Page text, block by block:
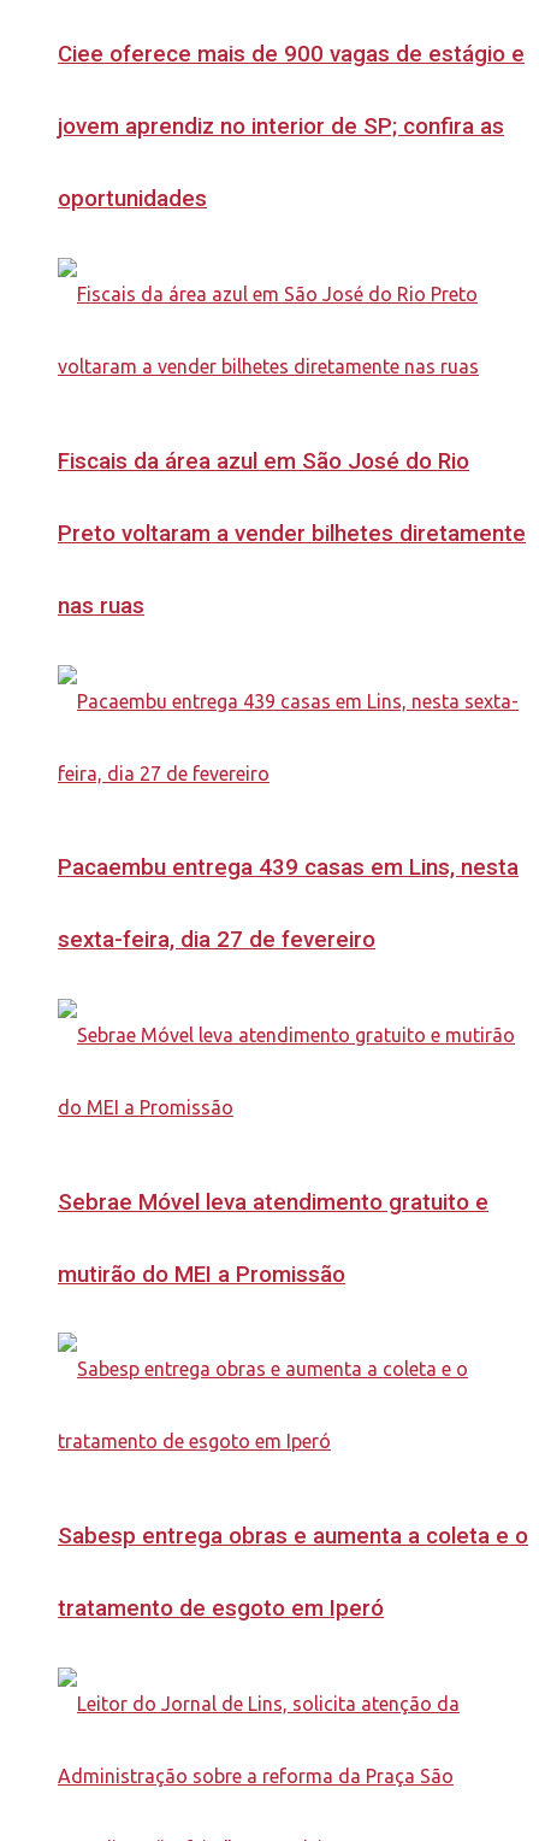
Ciee oferece mais de 900 vagas de estágio e
jovem aprendiz no interior de SP; confira as
oportunidades
Fiscais da área azul em São José do Rio
Preto voltaram a vender bilhetes diretamente
nas ruas
Pacaembu entrega 439 casas em Lins, nesta
sexta-feira, dia 27 de fevereiro
Sebrae Móvel leva atendimento gratuito e
mutirão do MEI a Promissão
Sabesp entrega obras e aumenta a coleta e o
tratamento de esgoto em Iperó